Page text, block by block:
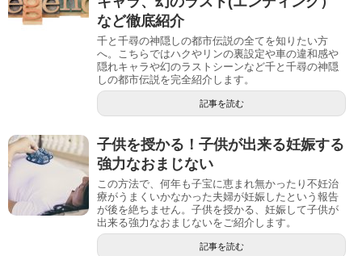
など徹底紹介
千と千尋の神隠しの都市伝説の全てを知りたい方
へ。こちらではハクやリンの裏設定や車の違和感や
隠れキャラや幻のラストシーンなど千と千尋の神隠
しの都市伝説を完全紹介します。
記事を読む
子供を授かる！子供が出来る妊娠する
強力なおまじない
この方法で、何年も子宝に恵まれ無かったり不妊治
療がうまくいかなかった夫婦が妊娠したという報告
が後を絶ちません。子供を授かる、妊娠して子供が
出来る強力なおまじないをご紹介します。
記事を読む